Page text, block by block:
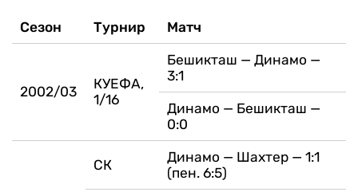
Сезон Турнир Матч
2002/03
КУЕФА,
1/16
Бешикташ — Динамо —
3:1
Динамо — Бешикташ —
0:0
СК
Динамо — Шахтер — 1:1
(пен. 6:5)